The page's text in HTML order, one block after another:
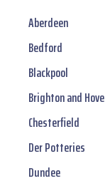
Aberdeen
Bedford
Blackpool
Brighton and Hove
Chesterfield
Der Potteries
Dundee